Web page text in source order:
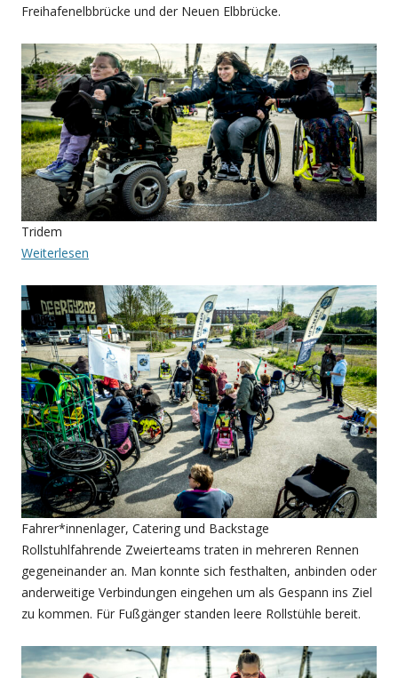
Freihafenelbbrücke und der Neuen Elbbrücke.
Tridem
Weiterlesen
Cup
Fahrer*innenlager, Catering und Backstage
Rollstuhlfahrende Zweierteams traten in mehreren Rennen
gegeneinander an. Man konnte sich festhalten, anbinden oder
anderweitige Verbindungen eingehen um als Gespann ins Ziel
zu kommen. Für Fußgänger standen leere Rollstühle bereit.